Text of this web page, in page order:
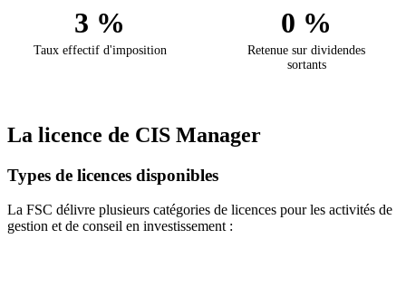
3 %
Taux effectif d'imposition
0 %
Retenue sur dividendes
sortants
La licence de CIS Manager
Types de licences disponibles
La FSC délivre plusieurs catégories de licences pour les activités de
gestion et de conseil en investissement :